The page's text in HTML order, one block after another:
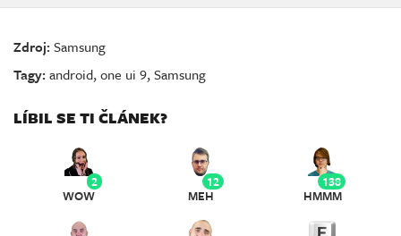
Zdroj:Samsung
Tagy:android,one ui 9,Samsung
LÍBIL SE TI ČLÁNEK?
2
WOW
12
MEH
138
HMMM